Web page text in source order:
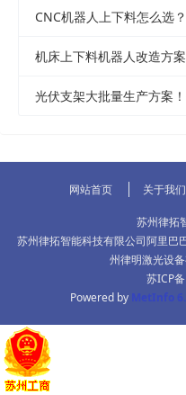
CNC机器人上下料怎么选
机床上下料机器人改造方案
光伏支架大批量生产方案
网站首页 关于我们
苏州律拓
苏州律拓智能科技有限公司阿里巴
州律明激光设
苏ICP
Powered by MetInfo